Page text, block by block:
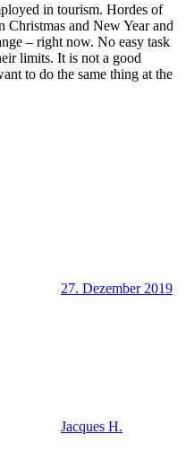
in tourism. Hordes of
Christmas and New Year and
– right now. No easy task
limits. It is not a good
to do the same thing at the
27. Dezember 2019
Jacques H.